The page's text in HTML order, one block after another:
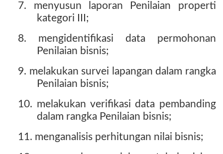
7. menyusun laporan Penilaian properti
kategori III;
8. mengidentifikasi data permohonan
Penilaian bisnis;
9. melakukan survei lapangan dalam rangka
Penilaian bisnis;
10. melakukan verifikasi data pembanding
dalam rangka Penilaian bisnis;
11. menganalisis perhitungan nilai bisnis;